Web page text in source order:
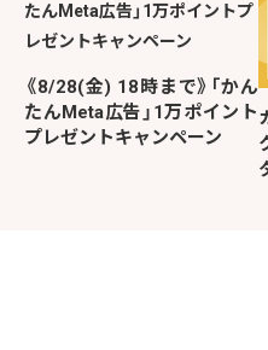
《8/28(金) 18時まで》「かん
たんMeta広告」1万ポイント
プレゼントキャンペーン